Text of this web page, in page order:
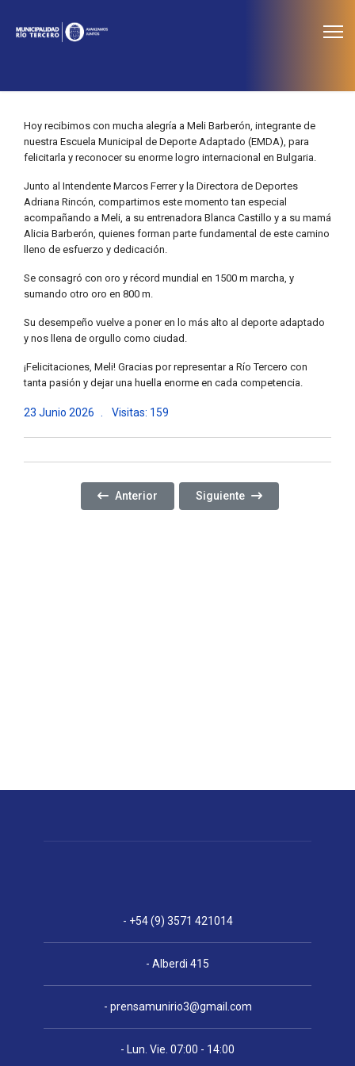
Hoy recibimos con mucha alegría a Meli Barberón, integrante de
nuestra Escuela Municipal de Deporte Adaptado (EMDA), para
felicitarla y reconocer su enorme logro internacional en Bulgaria.
Junto al Intendente Marcos Ferrer y la Directora de Deportes
Adriana Rincón, compartimos este momento tan especial
acompañando a Meli, a su entrenadora Blanca Castillo y a su mamá
Alicia Barberón, quienes forman parte fundamental de este camino
lleno de esfuerzo y dedicación.
Se consagró con oro y récord mundial en 1500 m marcha, y
sumando otro oro en 800 m.
Su desempeño vuelve a poner en lo más alto al deporte adaptado
y nos llena de orgullo como ciudad.
¡Felicitaciones, Meli! Gracias por representar a Río Tercero con
tanta pasión y dejar una huella enorme en cada competencia.
23 Junio 2026 Visitas: 159
Artículo Anterior: MÁS MANTENIMIENTO E
Anterior Artículo Siguiente: 60 AÑOS DE
Siguiente
- +54 (9) 3571 421014
- Alberdi 415
- prensamunirio3@gmail.com
- Lun. Vie. 07:00 - 14:00